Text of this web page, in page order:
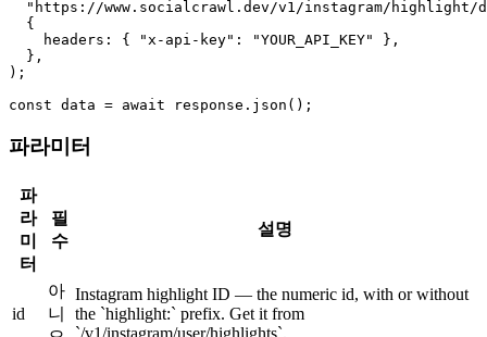
"https://www.socialcrawl.dev/v1/instagram/highlight/
  {
    headers: { "x-api-key": "YOUR_API_KEY" },
  },
);
const data = await response.json();
파라미터
파
라
미
터
필
수
설명
id
아
니
Instagram highlight ID — the numeric id, with or without
the `highlight:` prefix. Get it from
`/v1/instagram/user/highlights`.